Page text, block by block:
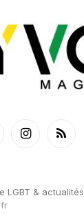
InstagramRSS
LGBT & actualités